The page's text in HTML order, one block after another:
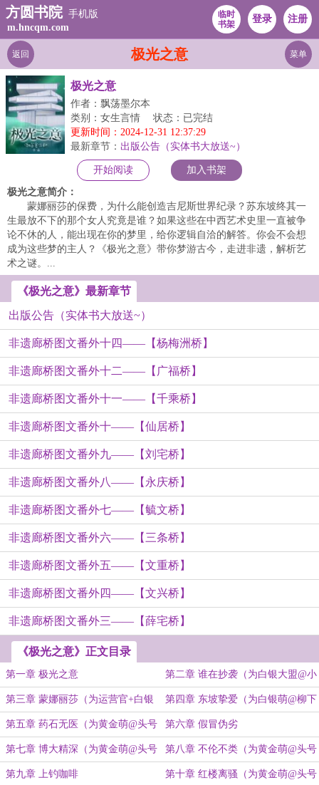
方圆书院 手机版
m.hncqm.com
临时
书架
登录 注册
极光之意
返回 菜单
极光之意
作者：飘荡墨尔本
类别：女生言情
状态：已完结
更新时间：2024-12-31 12:37:29
最新章节： 出版公告（实体书大放送~）
开始阅读 加入书架
极光之意简介：
蒙娜丽莎的保费，为什么能创造吉尼斯世界纪录？苏东坡终其一
生最放不下的那个女人究竟是谁？如果这些在中西艺术史里一直被争
论不休的人，能出现在你的梦里，给你逻辑自洽的解答。你会不会想
成为这些梦的主人？《极光之意》带你梦游古今，走进非遗，解析艺
术之谜。...
《极光之意》最新章节
出版公告（实体书大放送~）
非遗廊桥图文番外十四——【杨梅洲桥】
非遗廊桥图文番外十二——【广福桥】
非遗廊桥图文番外十一——【千乘桥】
非遗廊桥图文番外十——【仙居桥】
非遗廊桥图文番外九——【刘宅桥】
非遗廊桥图文番外八——【永庆桥】
非遗廊桥图文番外七——【毓文桥】
非遗廊桥图文番外六——【三条桥】
非遗廊桥图文番外五——【文重桥】
非遗廊桥图文番外四——【文兴桥】
非遗廊桥图文番外三——【薛宅桥】
《极光之意》正文目录
第一章 极光之意 第二章 谁在抄袭（为白银大盟@小
刀锋利加更）
第三章 蒙娜丽莎（为运营官+白银
萌@逆风之蓝泪加更）
第四章 东坡挚爱（为白银萌@柳下
挥加更更更！）
第五章 药石无医（为黄金萌@头号
墨粉加更①②）
第六章 假冒伪劣
第七章 博大精深（为黄金萌@头号
墨粉加更③④）
第八章 不伦不类（为黄金萌@头号
墨粉加更⑤⑥）
第九章 上钓咖啡 第十章 红楼离骚（为黄金萌@头号